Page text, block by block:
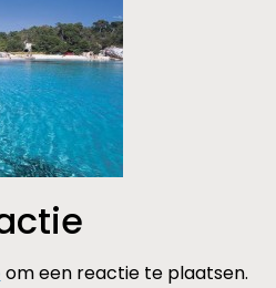
om een reactie te plaatsen.